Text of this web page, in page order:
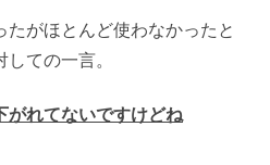
がほとんど使わなかったと
ての一言。
がれてないですけどね